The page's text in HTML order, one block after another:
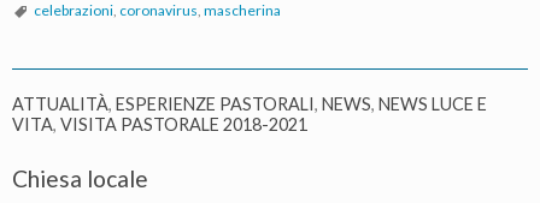
celebrazioni, coronavirus, mascherina
ATTUALITÀ, ESPERIENZE PASTORALI, NEWS, NEWS LUCE E
VITA, VISITA PASTORALE 2018-2021
Chiesa locale